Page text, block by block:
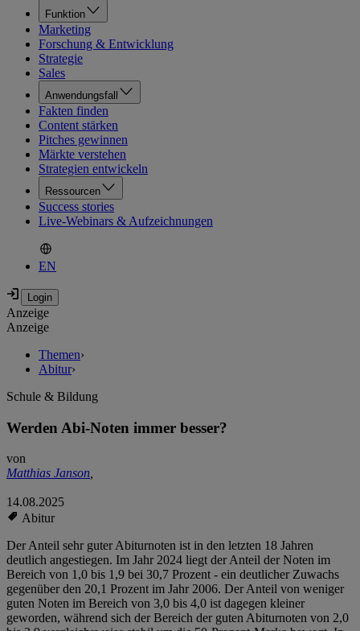
Funktion
Marketing
Forschung & Entwicklung
Strategie
Sales
Anwendungsfall
Fakten finden
Content stärken
Pitches gewinnen
Märkte verstehen
Strategien entwickeln
Ressourcen
Success stories
Live-Webinars & Aufzeichnungen
EN
Anzeige
Anzeige
Themen›
Abitur›
Schule & Bildung
Werden Abi-Noten immer besser?
von
Matthias Janson,
14.08.2025
Abitur
Der Anteil sehr guter Abiturnoten ist in den letzten 18 Jahren
deutlich angestiegen. Im Jahr 2024 liegt der Anteil der Noten im
Bereich von 1,0 bis 1,9 bei 30,7 Prozent - ein deutlicher Zuwachs
gegenüber den 20,1 Prozent im Jahr 2006. Der Anteil von weniger
guten Noten im Bereich von 3,0 bis 4,0 ist dagegen kleiner
geworden, während sich der Bereich der guten Abiturnoten von 2,0